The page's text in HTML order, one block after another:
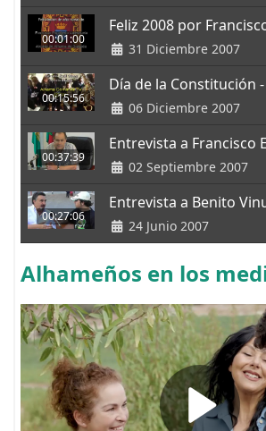
00:01:00
Feliz 2008 por
31 Diciembre 2007
00:15:56
Día de la Constitución
06 Diciembre 2007
00:37:39
Entrevista a Francisco
02 Septiembre 2007
00:27:06
Entrevista a Benito
24 Junio 2007
Alhameños en los